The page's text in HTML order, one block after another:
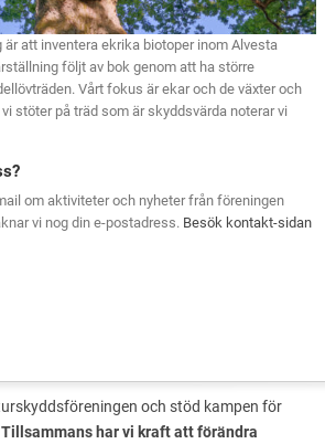
att inventera ekrika biotoper inom Alvesta
följt av bok genom att ha större
Vårt fokus är ekar och de växter och
stöter på träd som är skyddsvärda noterar vi
om aktiviteter och nyheter från föreningen
vi nog din e-postadress. Besök kontakt-sidan
och stöd kampen för
Tillsammans har vi kraft att förändra